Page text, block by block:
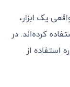
یک ابزار،
کرده‌اند. در
استفاده از